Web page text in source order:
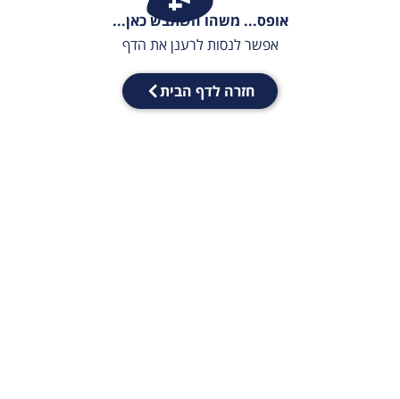
אופס... משהו השתבש כאן...
אפשר לנסות לרענן את הדף
חזרה לדף הבית